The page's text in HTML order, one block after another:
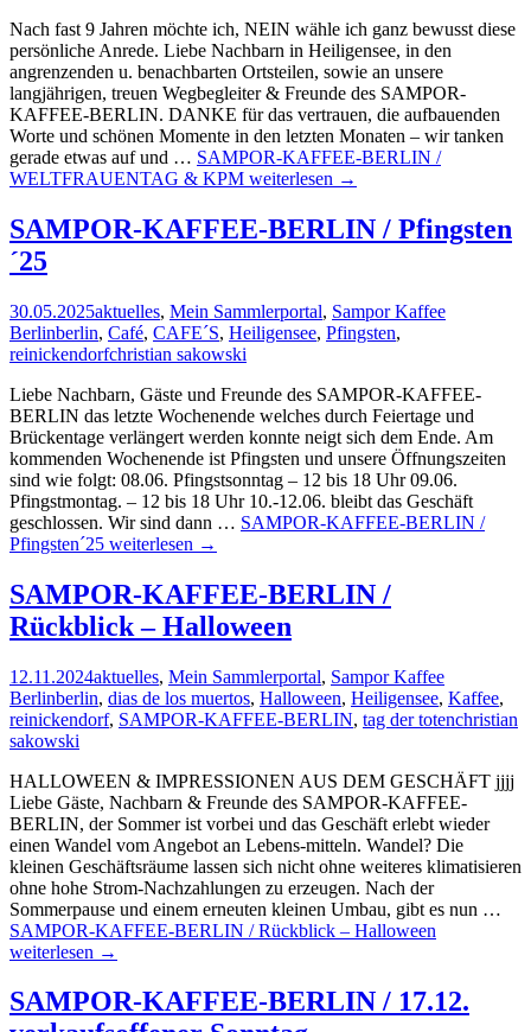
Nach fast 9 Jahren möchte ich, NEIN wähle ich ganz bewusst diese
persönliche Anrede. Liebe Nachbarn in Heiligensee, in den
angrenzenden u. benachbarten Ortsteilen, sowie an unsere
langjährigen, treuen Wegbegleiter & Freunde des SAMPOR-
KAFFEE-BERLIN. DANKE für das vertrauen, die aufbauenden
Worte und schönen Momente in den letzten Monaten – wir tanken
gerade etwas auf und … SAMPOR-KAFFEE-BERLIN /
WELTFRAUENTAG & KPM weiterlesen →
SAMPOR-KAFFEE-BERLIN / Pfingsten
´25
30.05.2025aktuelles, Mein Sammlerportal, Sampor Kaffee
Berlinberlin, Café, CAFE´S, Heiligensee, Pfingsten,
reinickendorfchristian sakowski
Liebe Nachbarn, Gäste und Freunde des SAMPOR-KAFFEE-
BERLIN das letzte Wochenende welches durch Feiertage und
Brückentage verlängert werden konnte neigt sich dem Ende. Am
kommenden Wochenende ist Pfingsten und unsere Öffnungszeiten
sind wie folgt: 08.06. Pfingstsonntag – 12 bis 18 Uhr 09.06.
Pfingstmontag. – 12 bis 18 Uhr 10.-12.06. bleibt das Geschäft
geschlossen. Wir sind dann … SAMPOR-KAFFEE-BERLIN /
Pfingsten´25 weiterlesen →
SAMPOR-KAFFEE-BERLIN /
Rückblick – Halloween
12.11.2024aktuelles, Mein Sammlerportal, Sampor Kaffee
Berlinberlin, dias de los muertos, Halloween, Heiligensee, Kaffee,
reinickendorf, SAMPOR-KAFFEE-BERLIN, tag der totenchristian
sakowski
HALLOWEEN & IMPRESSIONEN AUS DEM GESCHÄFT jjjj
Liebe Gäste, Nachbarn & Freunde des SAMPOR-KAFFEE-
BERLIN, der Sommer ist vorbei und das Geschäft erlebt wieder
einen Wandel vom Angebot an Lebens-mitteln. Wandel? Die
kleinen Geschäftsräume lassen sich nicht ohne weiteres klimatisieren
ohne hohe Strom-Nachzahlungen zu erzeugen. Nach der
Sommerpause und einem erneuten kleinen Umbau, gibt es nun …
SAMPOR-KAFFEE-BERLIN / Rückblick – Halloween
weiterlesen →
SAMPOR-KAFFEE-BERLIN / 17.12.